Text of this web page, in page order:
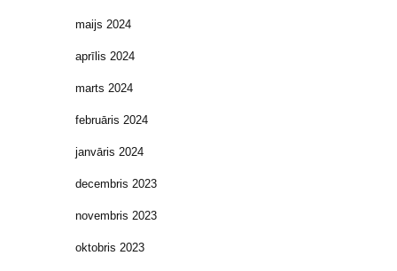
maijs 2024
aprīlis 2024
marts 2024
februāris 2024
janvāris 2024
decembris 2023
novembris 2023
oktobris 2023